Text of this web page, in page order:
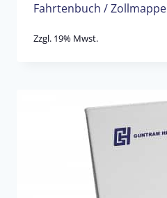
Fahrtenbuch / Zollmappe
Zzgl. 19% Mwst.